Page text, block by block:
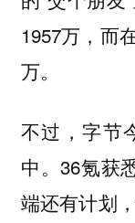
1957万，而
万。
不过，字节
中。36氪获
端还有计划